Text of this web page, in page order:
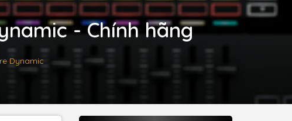
- Chính hãng
Dynamic